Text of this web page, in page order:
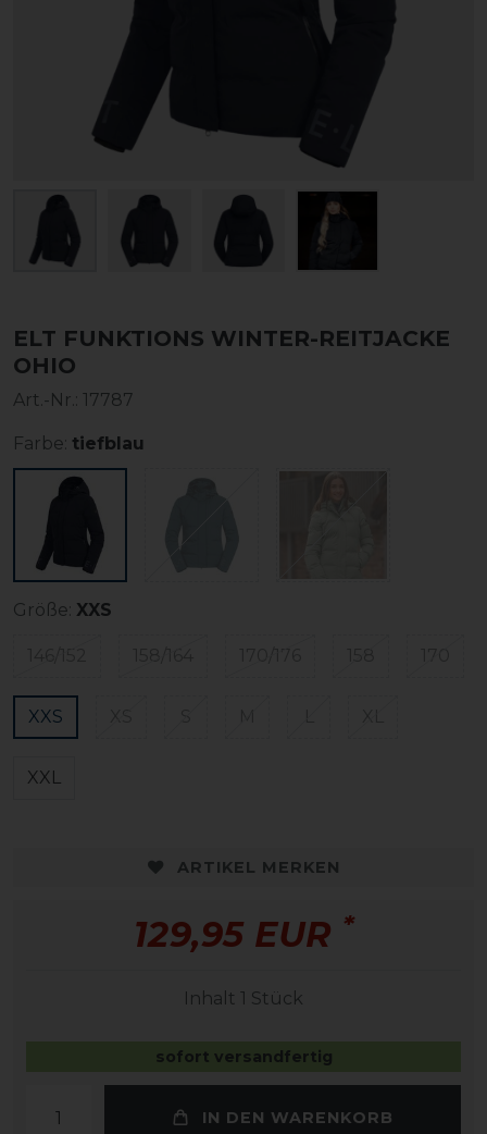
ELT FUNKTIONS WINTER-REITJACKE
OHIO
Art.-Nr.: 17787
Farbe: tiefblau
Größe: XXS
XXS
XXL
ARTIKEL MERKEN
129,95 EUR *
Inhalt 1 Stück
sofort versandfertig
IN DEN WARENKORB